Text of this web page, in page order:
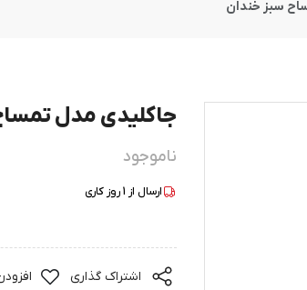
سبز خندان
جاکلیدی مدل
ناموجود
ارسال از 1روز کاری
اشتراک گذاری